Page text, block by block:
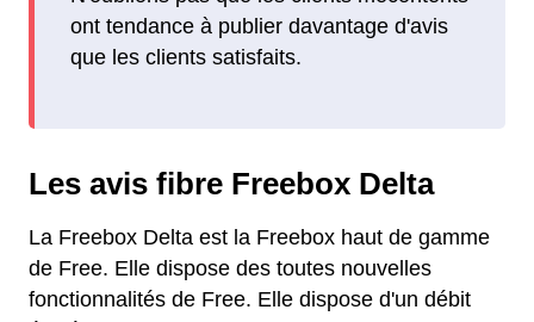
ont tendance à publier davantage d'avis
que les clients satisfaits.
Les avis fibre Freebox Delta
La Freebox Delta est la Freebox haut de gamme
de Free. Elle dispose des toutes nouvelles
fonctionnalités de Free. Elle dispose d'un débit